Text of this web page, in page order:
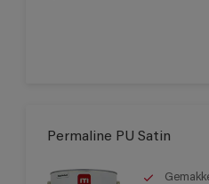
Permaline PU Satin